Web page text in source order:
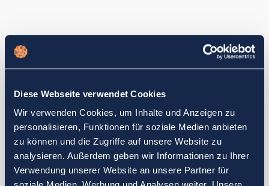
Diese Webseite verwendet Cookies
Wir verwenden Cookies, um Inhalte und Anzeigen zu
personalisieren, Funktionen für soziale Medien anbieten
zu können und die Zugriffe auf unsere Website zu
analysieren. Außerdem geben wir Informationen zu Ihrer
Verwendung unserer Website an unsere Partner für